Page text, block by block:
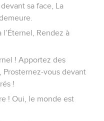
sa face, La
Rendez à
! Apportez des
Prosternez-vous devant
!
! Oui, le monde est